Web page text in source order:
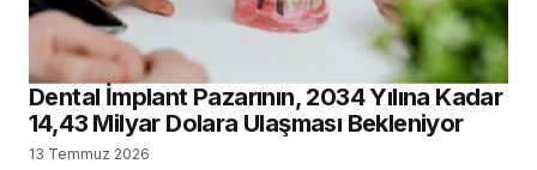
Dental İmplant Pazarının, 2034 Yılına Kadar
14,43 Milyar Dolara Ulaşması Bekleniyor
13 Temmuz 2026